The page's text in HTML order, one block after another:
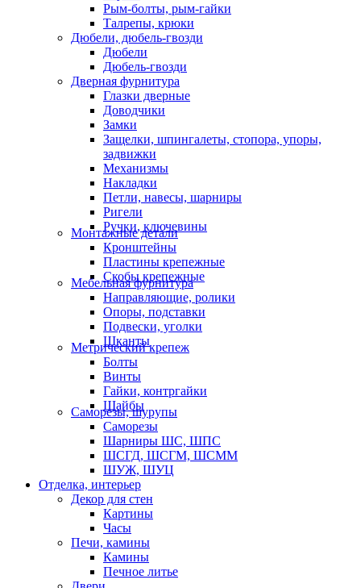
Рым-болты, рым-гайки
Талрепы, крюки
Дюбели, дюбель-гвозди
Дюбели
Дюбель-гвозди
Дверная фурнитура
Глазки дверные
Доводчики
Замки
Защелки, шпингалеты, стопора, упоры,
задвижки
Механизмы
Накладки
Петли, навесы, шарниры
Ригели
Ручки, ключевины
Монтажные детали
Кронштейны
Пластины крепежные
Скобы крепежные
Мебельная фурнитура
Направляющие, ролики
Опоры, подставки
Подвески, уголки
Шканты
Метрический крепеж
Болты
Винты
Гайки, контргайки
Шайбы
Саморезы, шурупы
Саморезы
Шарниры ШС, ШПС
ШСГД, ШСГМ, ШСММ
ШУЖ, ШУЦ
Отделка, интерьер
Декор для стен
Картины
Часы
Печи, камины
Камины
Печное литье